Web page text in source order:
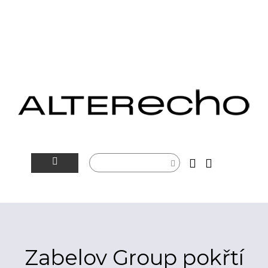
ARTEIN
ROZHOVORY
Zabelov Group pokřtí